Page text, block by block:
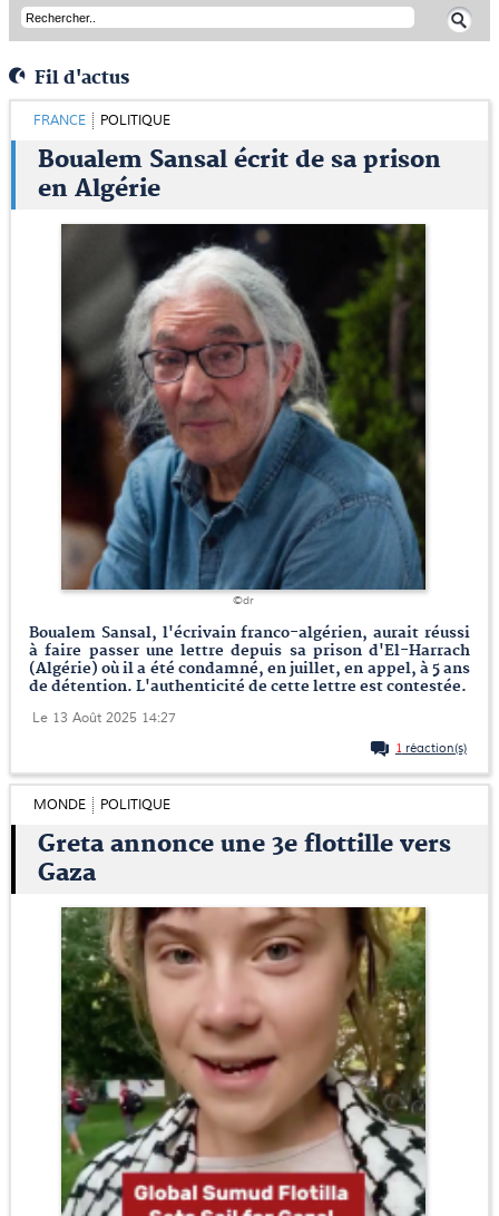
Fil d'actus
FRANCE POLITIQUE
Boualem Sansal écrit de sa prison
en Algérie
©dr
Boualem Sansal, l'écrivain franco-algérien, aurait réussi
à faire passer une lettre depuis sa prison d'El-Harrach
(Algérie) où il a été condamné, en juillet, en appel, à 5 ans
de détention. L'authenticité de cette lettre est contestée.
Le 13 Août 2025 14:27
1 réaction(s)
MONDE POLITIQUE
Greta annonce une 3e flottille vers
Gaza